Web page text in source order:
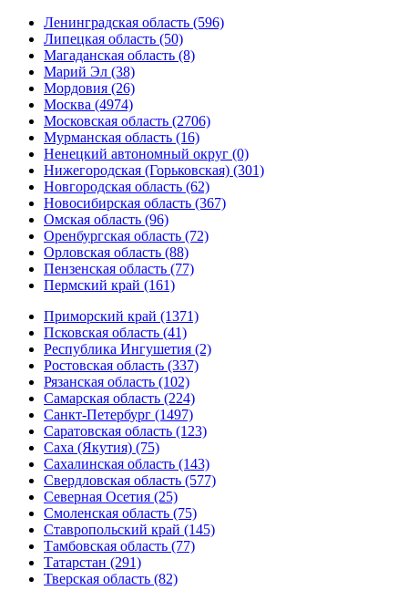
Ленинградская область (596)
Липецкая область (50)
Магаданская область (8)
Марий Эл (38)
Мордовия (26)
Москва (4974)
Московская область (2706)
Мурманская область (16)
Ненецкий автономный округ (0)
Нижегородская (Горьковская) (301)
Новгородская область (62)
Новосибирская область (367)
Омская область (96)
Оренбургская область (72)
Орловская область (88)
Пензенская область (77)
Пермский край (161)
Приморский край (1371)
Псковская область (41)
Республика Ингушетия (2)
Ростовская область (337)
Рязанская область (102)
Самарская область (224)
Санкт-Петербург (1497)
Саратовская область (123)
Саха (Якутия) (75)
Сахалинская область (143)
Свердловская область (577)
Северная Осетия (25)
Смоленская область (75)
Ставропольский край (145)
Тамбовская область (77)
Татарстан (291)
Тверская область (82)